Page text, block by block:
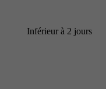
Inférieur à 2 jours